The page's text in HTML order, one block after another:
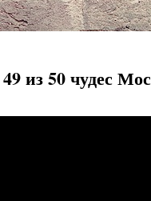
из 50 чудес